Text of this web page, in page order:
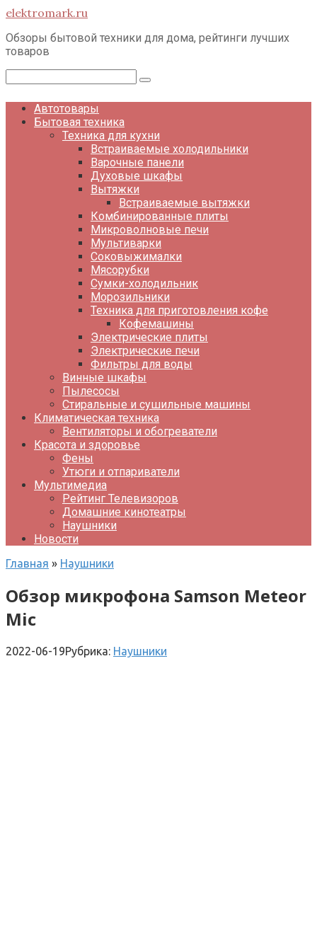
Перейти
контенту
elektromark.ru
Обзоры бытовой техники для дома, рейтинги лучших
товаров
Автотовары
Бытовая техника
Техника для кухни
Встраиваемые холодильники
Варочные панели
Духовые шкафы
Вытяжки
Встраиваемые вытяжки
Комбинированные плиты
Микроволновые печи
Мультиварки
Соковыжималки
Мясорубки
Сумки-холодильник
Морозильники
Техника для приготовления кофе
Кофемашины
Электрические плиты
Электрические печи
Фильтры для воды
Винные шкафы
Пылесосы
Стиральные и сушильные машины
Климатическая техника
Вентиляторы и обогреватели
Красота и здоровье
Фены
Утюги и отпариватели
Мультимедиа
Рейтинг Телевизоров
Домашние кинотеатры
Наушники
Новости
Главная » Наушники
Обзор микрофона Samson Meteor
Mic
2022-06-19Рубрика: Наушники